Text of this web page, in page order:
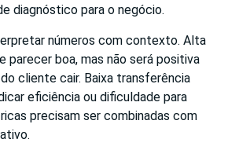
diagnóstico para o negócio.
números com contexto. Alta
parecer boa, mas não será positiva
cliente cair. Baixa transferência
eficiência ou dificuldade para
precisam ser combinadas com